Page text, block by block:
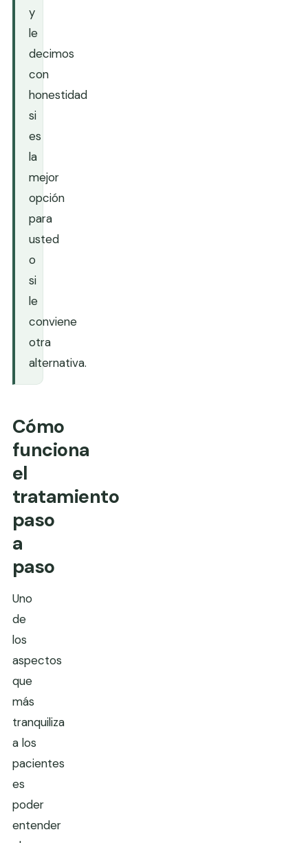
y
le
decimos
con
honestidad
si
es
la
mejor
opción
para
usted
o
si
le
conviene
otra
alternativa.
Cómo
funciona
el
tratamiento
paso
a
paso
Uno
de
los
aspectos
que
más
tranquiliza
a los
pacientes
es
poder
entender